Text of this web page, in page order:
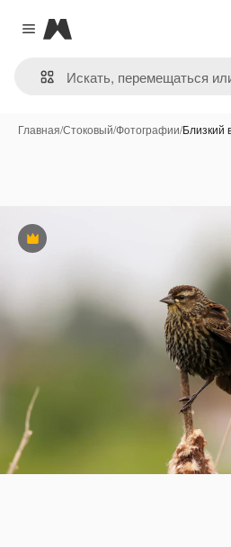
Close menu
Magnific
Главная/Стоковый/Фотографии/Близкий
Премиум